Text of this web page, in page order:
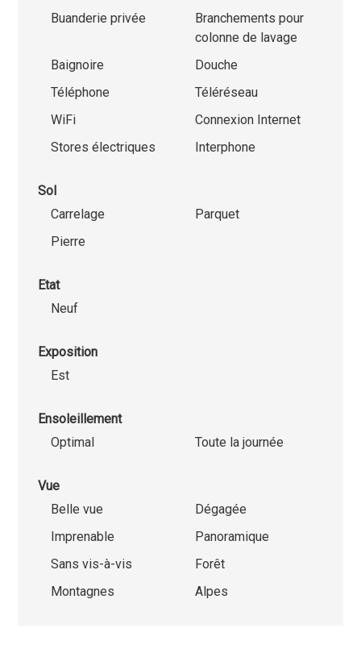
Buanderie privée
Branchements pour
colonne de lavage
Baignoire
Douche
Téléphone
Téléréseau
WiFi
Connexion Internet
Stores électriques
Interphone
Sol
Carrelage
Parquet
Pierre
Etat
Neuf
Exposition
Est
Ensoleillement
Optimal
Toute la journée
Vue
Belle vue
Dégagée
Imprenable
Panoramique
Sans vis-à-vis
Forêt
Montagnes
Alpes